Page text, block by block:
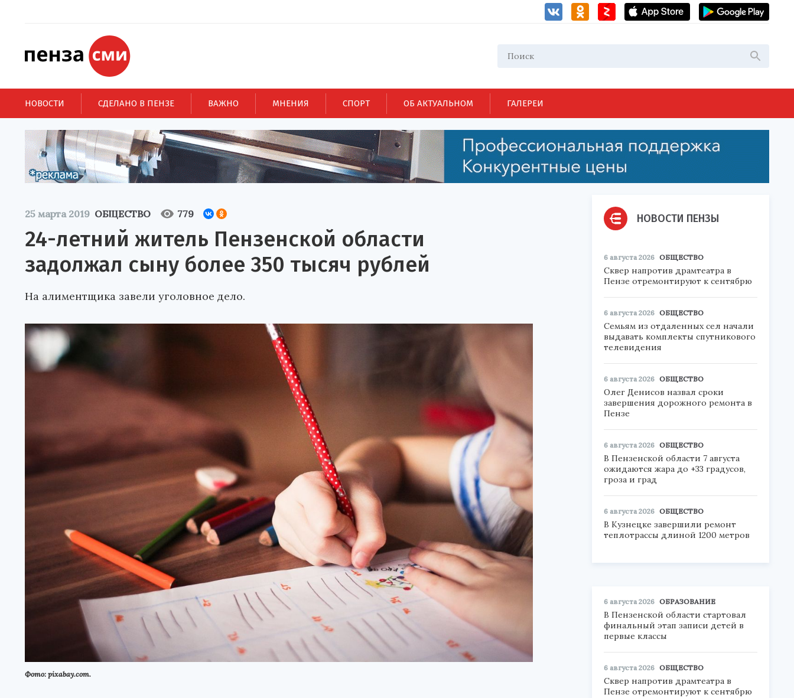
НОВОСТИ СДЕЛАНО В ПЕНЗЕ ВАЖНО МНЕНИЯ СПОРТ ОБ АКТУАЛЬНОМ ГАЛЕРЕИ
25 марта 2019 ОБЩЕСТВО 779
24-летний житель Пензенской области
задолжал сыну более 350 тысяч рублей
На алиментщика завели уголовное дело.
Фото: pixabay.com.
НОВОСТИ ПЕНЗЫ
6 августа 2026 ОБЩЕСТВО
Сквер напротив драмтеатра в
Пензе отремонтируют к сентябрю
6 августа 2026 ОБЩЕСТВО
Семьям из отдаленных сел начали
выдавать комплекты спутникового
телевидения
6 августа 2026 ОБЩЕСТВО
Олег Денисов назвал сроки
завершения дорожного ремонта в
Пензе
6 августа 2026 ОБЩЕСТВО
В Пензенской области 7 августа
ожидаются жара до +33 градусов,
гроза и град
6 августа 2026 ОБЩЕСТВО
В Кузнецке завершили ремонт
теплотрассы длиной 1200 метров
6 августа 2026 ОБРАЗОВАНИЕ
В Пензенской области стартовал
финальный этап записи детей в
первые классы
6 августа 2026 ОБЩЕСТВО
Сквер напротив драмтеатра в
Пензе отремонтируют к сентябрю